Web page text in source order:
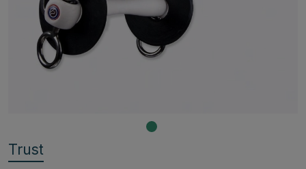
Trust